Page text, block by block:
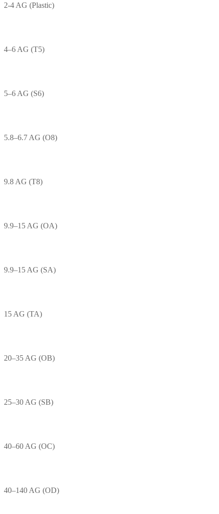
2-4 AG (Plastic)
4–6 AG (T5)
5–6 AG (S6)
5.8–6.7 AG (O8)
9.8 AG (T8)
9.9–15 AG (OA)
9.9–15 AG (SA)
15 AG (TA)
20–35 AG (OB)
25–30 AG (SB)
40–60 AG (OC)
40–140 AG (OD)